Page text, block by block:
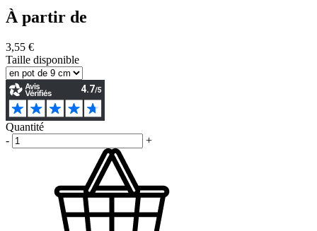
À partir de
3,55 €
Taille disponible
Quantité
-
+